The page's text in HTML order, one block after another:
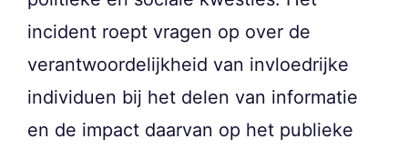
incident roept vragen op over de
verantwoordelijkheid van invloedrijke
individuen bij het delen van informatie
en de impact daarvan op het publieke